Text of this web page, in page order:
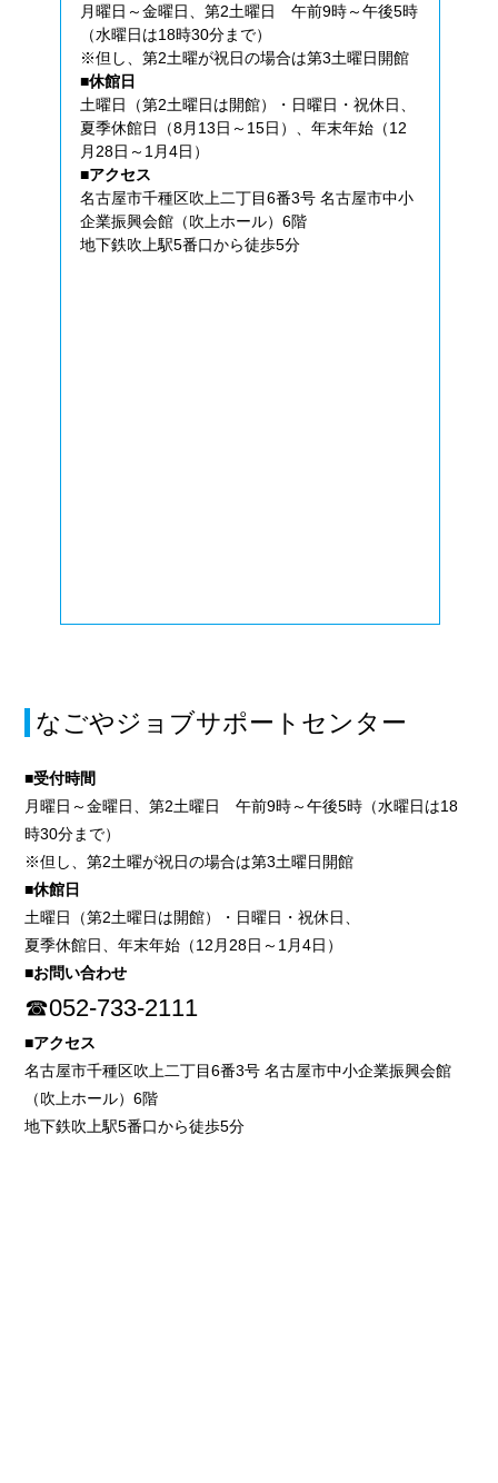
月曜日～金曜日、第2土曜日 午前9時～午後5時
（水曜日は18時30分まで）
※但し、第2土曜が祝日の場合は第3土曜日開館
■休館日
土曜日（第2土曜日は開館）・日曜日・祝休日、
夏季休館日（8月13日～15日）、年末年始（12
月28日～1月4日）
■アクセス
名古屋市千種区吹上二丁目6番3号 名古屋市中小
企業振興会館（吹上ホール）6階
地下鉄吹上駅5番口から徒歩5分
なごやジョブサポートセンター
■受付時間
月曜日～金曜日、第2土曜日 午前9時～午後5時（水曜日は18
時30分まで）
※但し、第2土曜が祝日の場合は第3土曜日開館
■休館日
土曜日（第2土曜日は開館）・日曜日・祝休日、
夏季休館日、年末年始（12月28日～1月4日）
■お問い合わせ
☎052-733-2111
■アクセス
名古屋市千種区吹上二丁目6番3号 名古屋市中小企業振興会館
（吹上ホール）6階
地下鉄吹上駅5番口から徒歩5分